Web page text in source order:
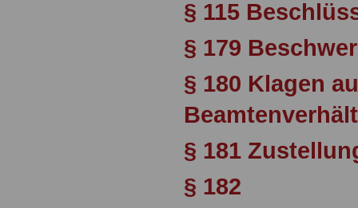
§ 115
§ 179
§ 180 Klagen
§ 181
§ 182